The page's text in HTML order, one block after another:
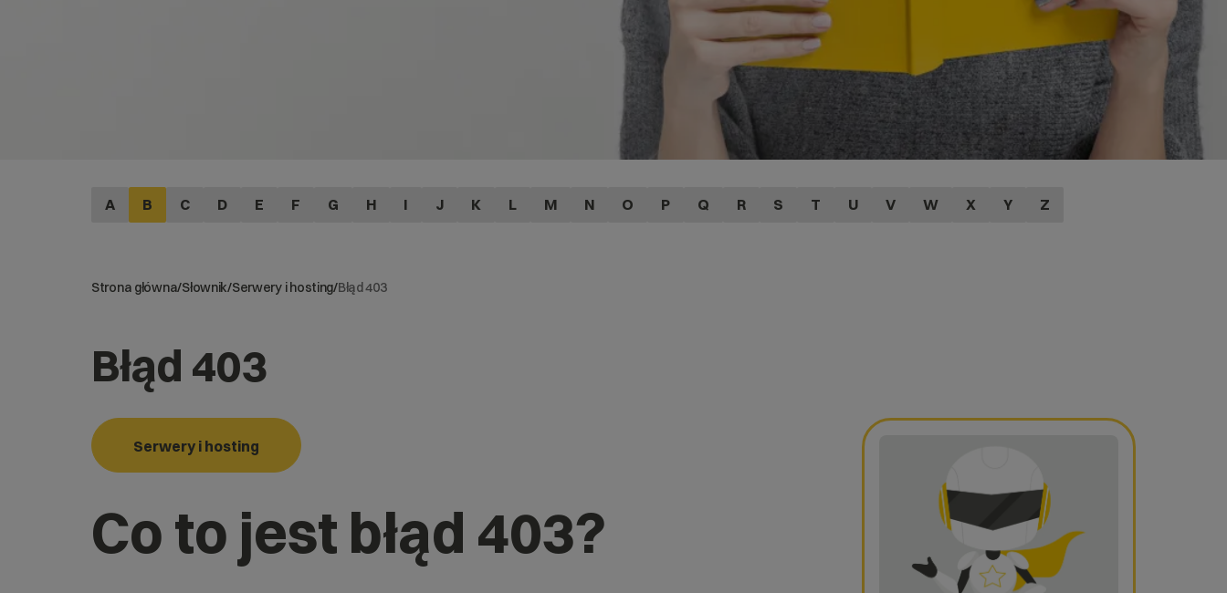
A B C D E F G H I J K L M N O P Q R S T U V W X Y Z
Strona główna/Słownik/Serwery i hosting/Błąd 403
Błąd 403
Serwery i hosting
Co to jest błąd 403?